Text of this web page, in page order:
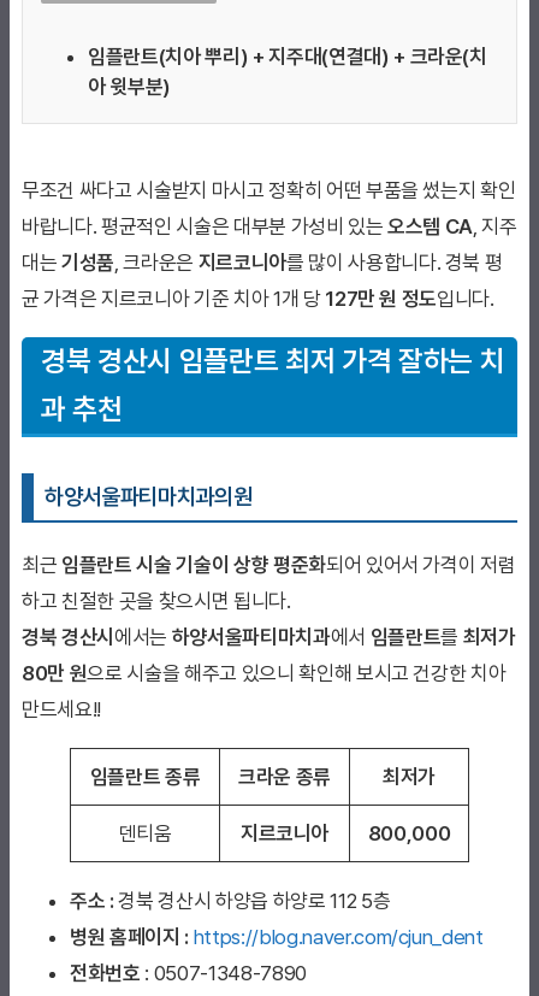
임플란트(치아 뿌리) + 지주대(연결대) + 크라운(치
아 윗부분)
무조건 싸다고 시술받지 마시고 정확히 어떤 부품을 썼는지 확인
바랍니다. 평균적인 시술은 대부분 가성비 있는오스템 CA, 지주
대는 기성품, 크라운은 지르코니아를 많이 사용합니다. 경북 평
균 가격은 지르코니아 기준 치아 1개 당127만 원 정도입니다.
경북 경산시 임플란트 최저 가격 잘하는 치
과 추천
하양서울파티마치과의원
최근 임플란트 시술 기술이 상향 평준화되어 있어서 가격이 저렴
하고 친절한 곳을 찾으시면 됩니다.
경북 경산시 에서는 하양서울파티마치과에서 임플란트를 최저가
80만 원으로 시술을 해주고 있으니 확인해 보시고 건강한 치아
만드세요!!
임플란트 종류 크라운 종류 최저가
덴티움 지르코니아 800,000
주소 :경북 경산시 하양읍 하양로 112 5층
병원 홈페이지 : https://blog.naver.com/cjun_dent
전화번호 : 0507-1348-7890